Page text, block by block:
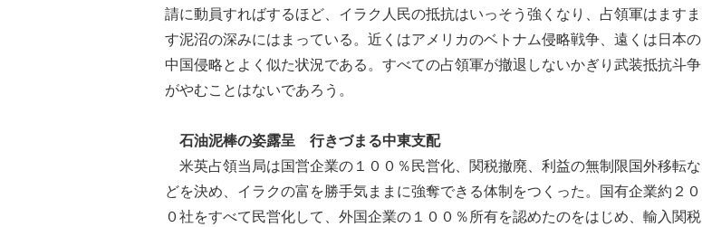
請に動員すればするほど、イラク人民の抵抗はいっそう強くなり、占領軍はますま
す泥沼の深みにはまっている。近くはアメリカのベトナム侵略戦争、遠くは日本の
中国侵略とよく似た状況である。すべての占領軍が撤退しないかぎり武装抵抗斗争
がやむことはないであろう。
石油泥棒の姿露呈 行きづまる中東支配
米英占領当局は国営企業の１００％民営化、関税撤廃、利益の無制限国外移転な
どを決め、イラクの富を勝手気ままに強奪できる体制をつくった。国有企業約２０
０社をすべて民営化して、外国企業の１００％所有を認めたのをはじめ、輸入関税